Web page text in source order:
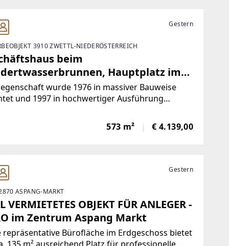
Gestern
3910 ZWETTL-NIEDERÖSTERREICH
beim
Hauptplatz im
von ZWETTL
wurde 1976 in massiver Bauweise
und 1997 in hochwertiger Ausführung
geblieben ist. Das Geschäftshaus umfasst
Gesamtfläche von etwa 573 m² und bietet
573 m² € 4.139,00
Gestern
ASPANG-MARKT
VERMIETETES OBJEKT FÜR ANLEGER -
im Zentrum Aspang Markt
repräsentative Bürofläche im Erdgeschoss bietet